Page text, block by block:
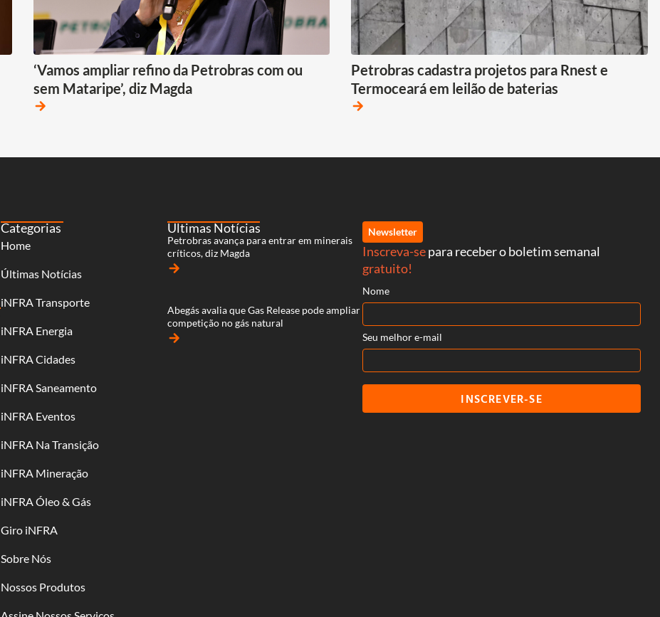
‘Vamos ampliar refino da Petrobras com ou
sem Mataripe’, diz Magda
arrow_forward
Petrobras cadastra projetos para Rnest e
Termoceará em leilão de baterias
arrow_forward
Categorias
Home
Últimas Notícias
iNFRA Transporte
iNFRA Energia
iNFRA Cidades
iNFRA Saneamento
iNFRA Eventos
iNFRA Na Transição
iNFRA Mineração
iNFRA Óleo & Gás
Giro iNFRA
Sobre Nós
Nossos Produtos
Últimas Notícias
Petrobras avança para entrar em minerais
críticos, diz Magda
arrow_forward
Abegás avalia que Gas Release pode ampliar
competição no gás natural
arrow_forward
Newsletter
Inscreva-separa receber o boletim semanal
gratuito!
Nome
Seu melhor e-mail
INSCREVER-SE